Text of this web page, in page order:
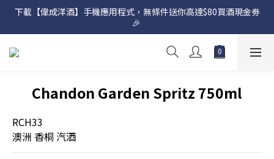
網店購滿 $500 即享免費送貨服務📦
下載【偉成洋酒】手機應用程式，無條件送你高達$80買酒現金劵
🎉
網店購滿 $500 即享免費送貨服務📦
Chandon Garden Spritz 750ml
RCH33
澳洲 香桐 汽酒